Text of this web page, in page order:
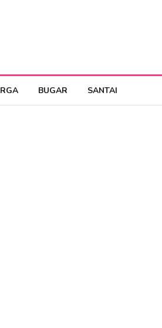
BUGAR SANTAI